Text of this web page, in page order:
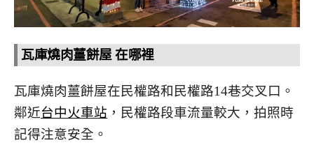
瓦庫燒肉薑餅屋 在哪裡
瓦庫燒肉薑餅屋在民權路和民權路14巷交叉口。
鄰近台中火車站 ，民權路段車流量較大，拍照時
記得注意安全。